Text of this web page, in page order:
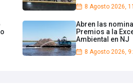
8 Agosto 2026,
Abren las
Premios a la
Ambiental en NJ
8 Agosto 2026,